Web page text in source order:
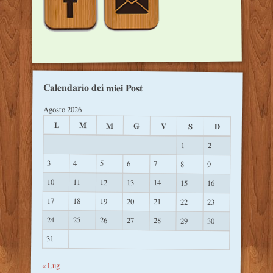
Calendario dei miei Post
Agosto 2026
L M M G V S D
1
2
3
4 5 6 7 8 9
10 11 12 13 14 15
16
17
18 19 20 21 22
23
24
25 26 27 28 29
30
31
« Lug